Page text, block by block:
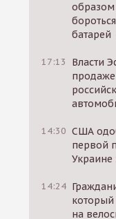
образом
батарей
17:13
Власти
14:30 США
первой
Украине
14:24
на